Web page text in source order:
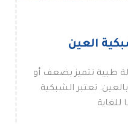
العين
طبية تتميز بضعف أو
تعتبر الشبكية